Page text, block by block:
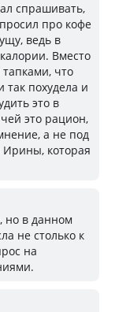
спрашивать,
про кофе
ведь в
Вместо
что
так похудела и
это в
это рацион,
а не под
Ирины, которая
но в данном
не столько к
на